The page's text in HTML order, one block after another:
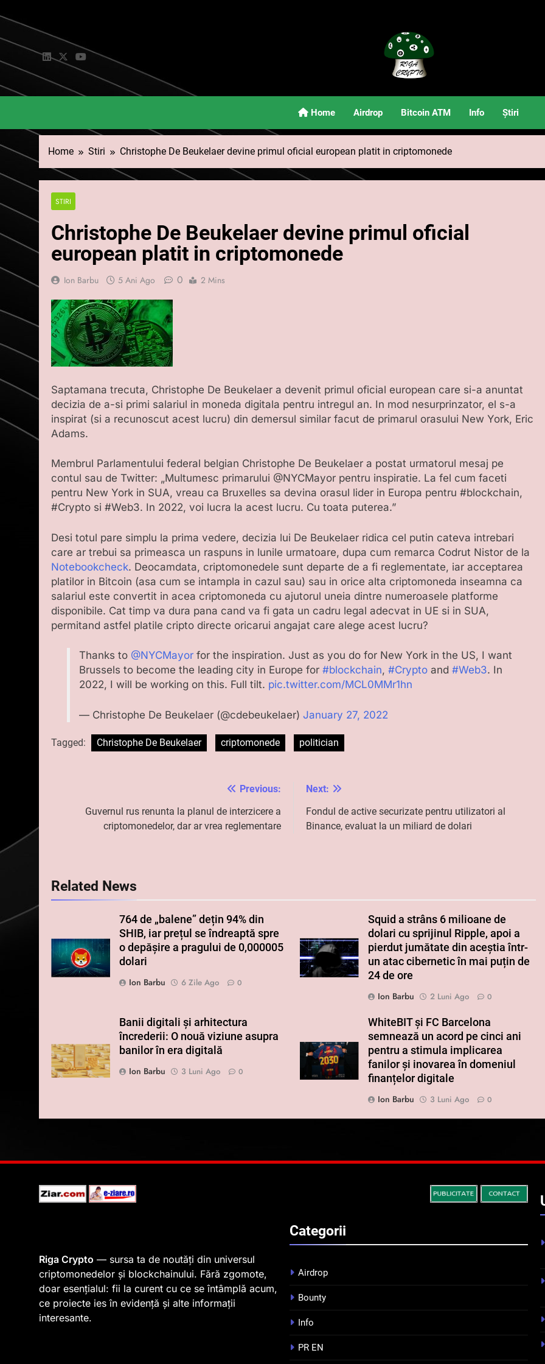
to
content
Riga Crypto
Știri Și Informații Despre Criptomonede.
Home Airdrop Bitcoin ATM Info Știri
Home Stiri Christophe De Beukelaer devine primul oficial european platit in criptomonede
STIRI
Christophe De Beukelaer devine primul oficial
european platit in criptomonede
Ion Barbu 5 Ani Ago 0 2 Mins
Saptamana trecuta, Christophe De Beukelaer a devenit primul oficial european care si-a anuntat
decizia de a-si primi salariul in moneda digitala pentru intregul an. In mod nesurprinzator, el s-a
inspirat (si a recunoscut acest lucru) din demersul similar facut de primarul orasului New York, Eric
Adams.
Membrul Parlamentului federal belgian Christophe De Beukelaer a postat urmatorul mesaj pe
contul sau de Twitter: „Multumesc primarului @NYCMayor pentru inspiratie. La fel cum faceti
pentru New York in SUA, vreau ca Bruxelles sa devina orasul lider in Europa pentru #blockchain,
#Crypto si #Web3. In 2022, voi lucra la acest lucru. Cu toata puterea.”
Desi totul pare simplu la prima vedere, decizia lui De Beukelaer ridica cel putin cateva intrebari
care ar trebui sa primeasca un raspuns in lunile urmatoare, dupa cum remarca Codrut Nistor de la
Notebookcheck. Deocamdata, criptomonedele sunt departe de a fi reglementate, iar acceptarea
platilor in Bitcoin (asa cum se intampla in cazul sau) sau in orice alta criptomoneda inseamna ca
salariul este convertit in acea criptomoneda cu ajutorul uneia dintre numeroasele platforme
disponibile. Cat timp va dura pana cand va fi gata un cadru legal adecvat in UE si in SUA,
permitand astfel platile cripto directe oricarui angajat care alege acest lucru?
Thanks to @NYCMayorfor the inspiration. Just as you do for New York in the US, I want
Brussels to become the leading city in Europe for #blockchain, #Cryptoand #Web3. In
2022, I will be working on this. Full tilt. pic.twitter.com/MCL0MMr1hn
— Christophe De Beukelaer (@cdebeukelaer) January 27, 2022
Tagged: Christophe De Beukelaer criptomonede politician
Previous:
Guvernul rus renunta la planul de interzicere a
criptomonedelor, dar ar vrea reglementare
Next:
Fondul de active securizate pentru utilizatori al
Binance, evaluat la un miliard de dolari
Related News
764 de „balene” dețin 94% din
SHIB, iar prețul se îndreaptă spre
o depășire a pragului de 0,000005
dolari
Ion Barbu
6 Zile Ago 0
Squid a strâns 6 milioane de
dolari cu sprijinul Ripple, apoi a
pierdut jumătate din aceștia într-
un atac cibernetic în mai puțin de
24 de ore
Ion Barbu
2 Luni Ago 0
Banii digitali și arhitectura
încrederii: O nouă viziune asupra
banilor în era digitală
Ion Barbu
3 Luni Ago 0
WhiteBIT și FC Barcelona
semnează un acord pe cinci ani
pentru a stimula implicarea
fanilor și inovarea în domeniul
finanțelor digitale
Ion Barbu
3 Luni Ago 0
Riga Crypto — sursa ta de noutăți din universul
criptomonedelor și blockchainului. Fără zgomote,
doar esențialul: fii la curent cu ce se întâmplă acum,
ce proiecte ies în evidență și alte informații
interesante.
Categorii
Airdrop
Bounty
Info
PR EN